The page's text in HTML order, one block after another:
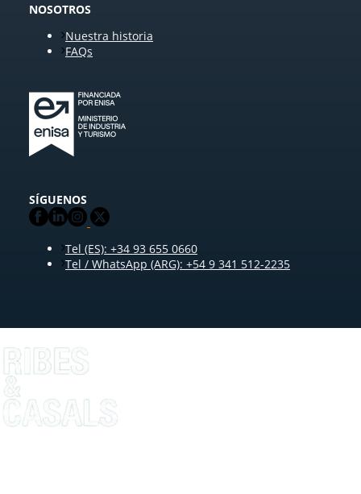
NOSOTROS
Nuestra historia
FAQs
SÍGUENOS
Tel (ES): +34 93 655 0660
Tel / WhatsApp (ARG): +54 9 341 512-2235